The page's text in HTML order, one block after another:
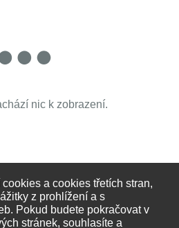
nic k zobrazení.
a cookies třetích stran,
z prohlížení a s
Pokud budete pokračovat v
stránek, souhlasíte a